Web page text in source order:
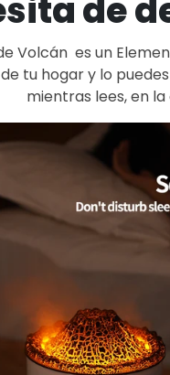
de
Volcán es un
tu hogar y lo
mientras lees, en